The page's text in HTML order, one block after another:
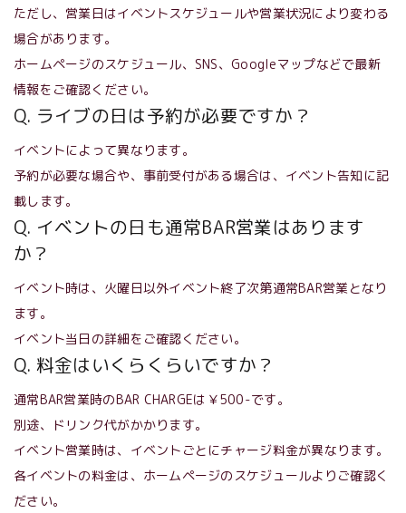
ただし、営業日はイベントスケジュールや営業状況により変わる
場合があります。
ホームページのスケジュール、SNS、Googleマップなどで最新
情報をご確認ください。
Q. ライブの日は予約が必要ですか？
イベントによって異なります。
予約が必要な場合や、事前受付がある場合は、イベント告知に記
載します。
Q. イベントの日も通常BAR営業はあります
か？
イベント時は、火曜日以外イベント終了次第通常BAR営業となり
ます。
イベント当日の詳細をご確認ください。
Q. 料金はいくらくらいですか？
通常BAR営業時のBAR CHARGEは￥500-です。
別途、ドリンク代がかかります。
イベント営業時は、イベントごとにチャージ料金が異なります。
各イベントの料金は、ホームページのスケジュールよりご確認く
ださい。